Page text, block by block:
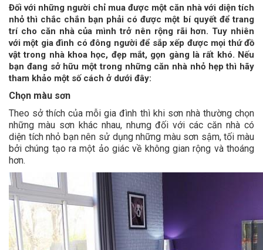
Đối với những người chỉ mua được một căn nhà với diện tích
nhỏ thì chắc chắn bạn phải có được một bí quyết để trang
trí cho căn nhà của mình trở nên rộng rãi hơn. Tuy nhiên
với một gia đình có đông người để sắp xếp được mọi thứ đồ
vật trong nhà khoa học, đẹp mắt, gọn gàng là rất khó. Nếu
bạn đang sở hữu một trong những căn nhà nhỏ hẹp thì hãy
tham khảo một số cách ở dưới đây:
Chọn màu sơn
Theo sở thích của mỗi gia đình thì khi sơn nhà thường chọn
những màu sơn khác nhau, nhưng đối với các căn nhà có
diện tích nhỏ bạn nên sử dụng những màu sơn sậm, tối màu
bởi chúng tạo ra một ảo giác về không gian rộng và thoáng
hơn.